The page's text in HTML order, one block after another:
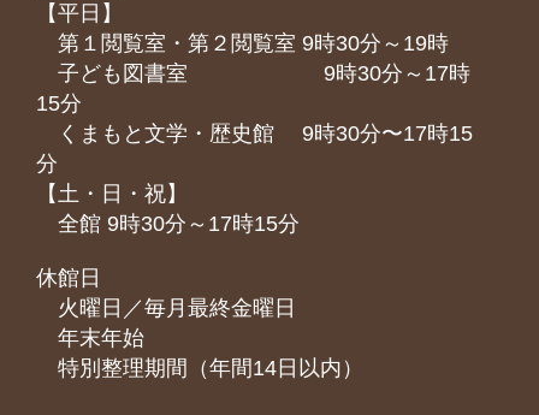
【平日】
第１閲覧室・第２閲覧室 9時30分～19時
子ども図書室 9時30分～17時
15分
くまもと⽂学・歴史館 9時30分〜17時15
分
【土・日・祝】
全館 9時30分～17時15分
休館日
火曜日／毎月最終金曜日
年末年始
特別整理期間（年間14日以内）